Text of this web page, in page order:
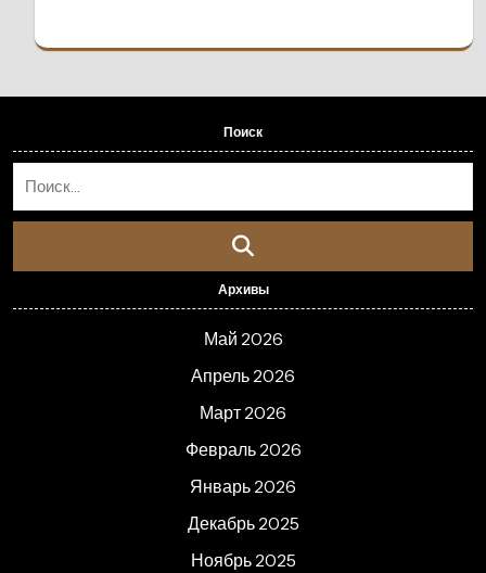
Поиск
Архивы
Май 2026
Апрель 2026
Март 2026
Февраль 2026
Январь 2026
Декабрь 2025
Ноябрь 2025